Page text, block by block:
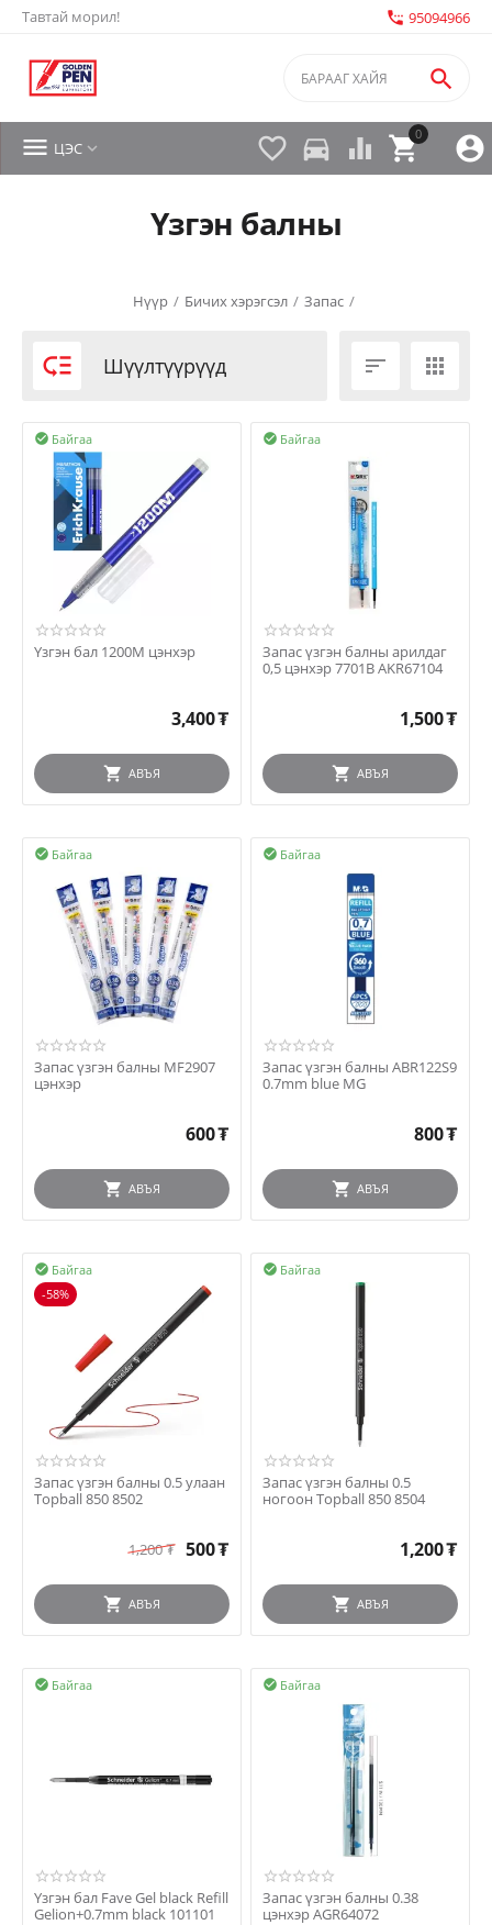
Тавтай морил! settings_phone 95094966


0

 directions_car 
 ЦЭС 
Үзгэн балны
Нүүр / Бичих хэрэгсэл / Запас /
 Шүүлтүүрүүд  
Байгаа

Үзгэн бал 1200М цэнхэр
3,400₮
АВЪЯ
Байгаа

Запас үзгэн балны арилдаг
0,5 цэнхэр 7701B AKR67104
1,500₮
АВЪЯ
Байгаа

Запас үзгэн балны MF2907
цэнхэр
600₮
АВЪЯ
Байгаа

Запас үзгэн балны ABR122S9
0.7mm blue MG
800₮
АВЪЯ
Байгаа

-58%
Запас үзгэн балны 0.5 улаан
Topball 850 8502
1,200₮ 500₮
АВЪЯ
Байгаа

Запас үзгэн балны 0.5
ногоон Topball 850 8504
1,200₮
АВЪЯ
Байгаа

Үзгэн бал Fave Gel black Refill
Gelion+0.7mm black 101101
Байгаа

Запас үзгэн балны 0.38
цэнхэр AGR64072